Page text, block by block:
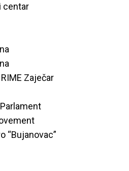
centar
Zaječar
“Bujanovac”